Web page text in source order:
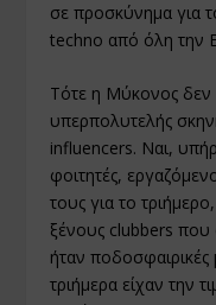
σε προσκύνημα για
techno από όλη την
Τότε η Μύκονος δεν
υπερπολυτελής
influencers. Ναι,
φοιτητές,
τους για το
ξένους clubbers
ήταν ποδοσφαιρικές
τριήμερα είχαν την